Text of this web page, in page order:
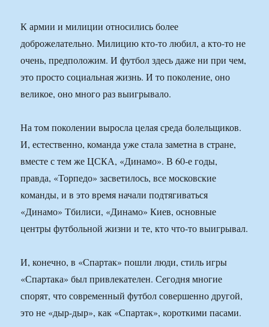
К армии и милиции относились более
доброжелательно. Милицию кто-то любил, а кто-то не
очень, предположим. И футбол здесь даже ни при чем,
это просто социальная жизнь. И то поколение, оно
великое, оно много раз выигрывало.
На том поколении выросла целая среда болельщиков.
И, естественно, команда уже стала заметна в стране,
вместе с тем же ЦСКА, «Динамо». В 60-е годы,
правда, «Торпедо» засветилось, все московские
команды, и в это время начали подтягиваться
«Динамо» Тбилиси, «Динамо» Киев, основные
центры футбольной жизни и те, кто что-то выигрывал.
И, конечно, в «Спартак» пошли люди, стиль игры
«Спартака» был привлекателен. Сегодня многие
спорят, что современный футбол совершенно другой,
это не «дыр-дыр», как «Спартак», короткими пасами.